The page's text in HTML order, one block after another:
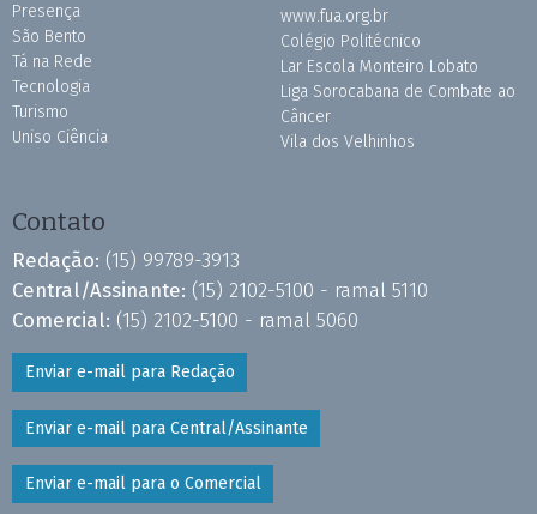
Presença
São Bento
Tá na Rede
Tecnologia
Turismo
Uniso Ciência
www.fua.org.br
Colégio Politécnico
Lar Escola Monteiro Lobato
Liga Sorocabana de Combate ao
Câncer
Vila dos Velhinhos
Contato
Redação: (15) 99789-3913
Central/Assinante: (15) 2102-5100 - ramal 5110
Comercial: (15) 2102-5100 - ramal 5060
Enviar e-mail para Redação
Enviar e-mail para Central/Assinante
Enviar e-mail para o Comercial